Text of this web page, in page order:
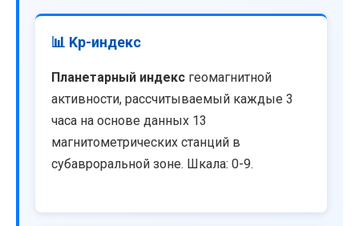
📊 Kp-индекс
Планетарный индекс геомагнитной
активности, рассчитываемый каждые 3
часа на основе данных 13
магнитометрических станций в
субавроральной зоне. Шкала: 0-9.